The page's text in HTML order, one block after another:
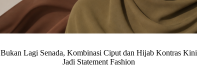
Bukan Lagi Senada, Kombinasi Ciput dan Hijab Kontras Kini
Jadi Statement Fashion